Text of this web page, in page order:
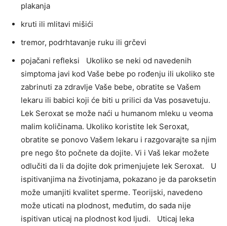
plakanja
kruti ili mlitavi mišići
tremor, podrhtavanje ruku ili grčevi
pojačani refleksi Ukoliko se neki od navedenih
simptoma javi kod Vaše bebe po rođenju ili ukoliko ste
zabrinuti za zdravlje Vaše bebe, obratite se Vašem
lekaru ili babici koji će biti u prilici da Vas posavetuju.
Lek Seroxat se može naći u humanom mleku u veoma
malim količinama. Ukoliko koristite lek Seroxat,
obratite se ponovo Vašem lekaru i razgovarajte sa njim
pre nego što počnete da dojite. Vi i Vaš lekar možete
odlučiti da li da dojite dok primenjujete lek Seroxat. U
ispitivanjima na životinjama, pokazano je da paroksetin
može umanjiti kvalitet sperme. Teorijski, navedeno
može uticati na plodnost, međutim, do sada nije
ispitivan uticaj na plodnost kod ljudi. Uticaj leka